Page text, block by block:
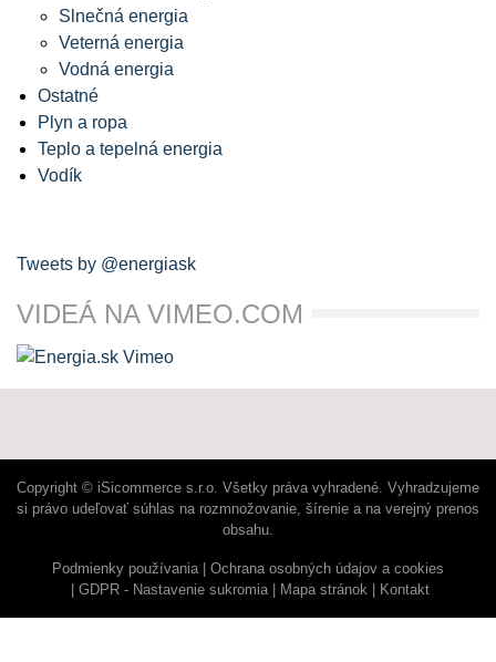
Slnečná energia
Veterná energia
Vodná energia
Ostatné
Plyn a ropa
Teplo a tepelná energia
Vodík
Tweets by @energiask
VIDEÁ NA VIMEO.COM
Copyright © iSicommerce s.r.o. Všetky práva vyhradené. Vyhradzujeme
si právo udeľovať súhlas na rozmnožovanie, šírenie a na verejný prenos
obsahu.
Podmienky používania
Ochrana osobných údajov a cookies
GDPR - Nastavenie sukromia
Mapa stránok Kontakt